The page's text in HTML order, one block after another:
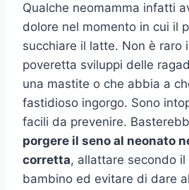
Qualche neomamma infatti
dolore nel momento in cui il
succhiare il latte. Non è raro
poveretta sviluppi delle
una mastite o che abbia a
fastidioso ingorgo. Sono
facili da prevenire.
porgere il seno al neonato
corretta, allattare secondo
bambino ed evitare di dare